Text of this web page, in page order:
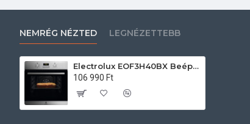
NEMRÉG NÉZTED LEGNÉZETTEBB
Electrolux EOF3H40BX Beépíthető villany sütő
106 990 Ft